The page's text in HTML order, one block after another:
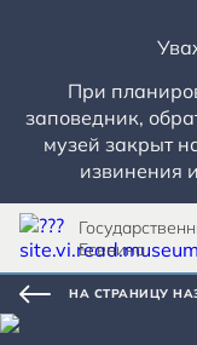
При
заповедник,
музей закрыт
извинения
Есенина
НА СТРАНИЦУ